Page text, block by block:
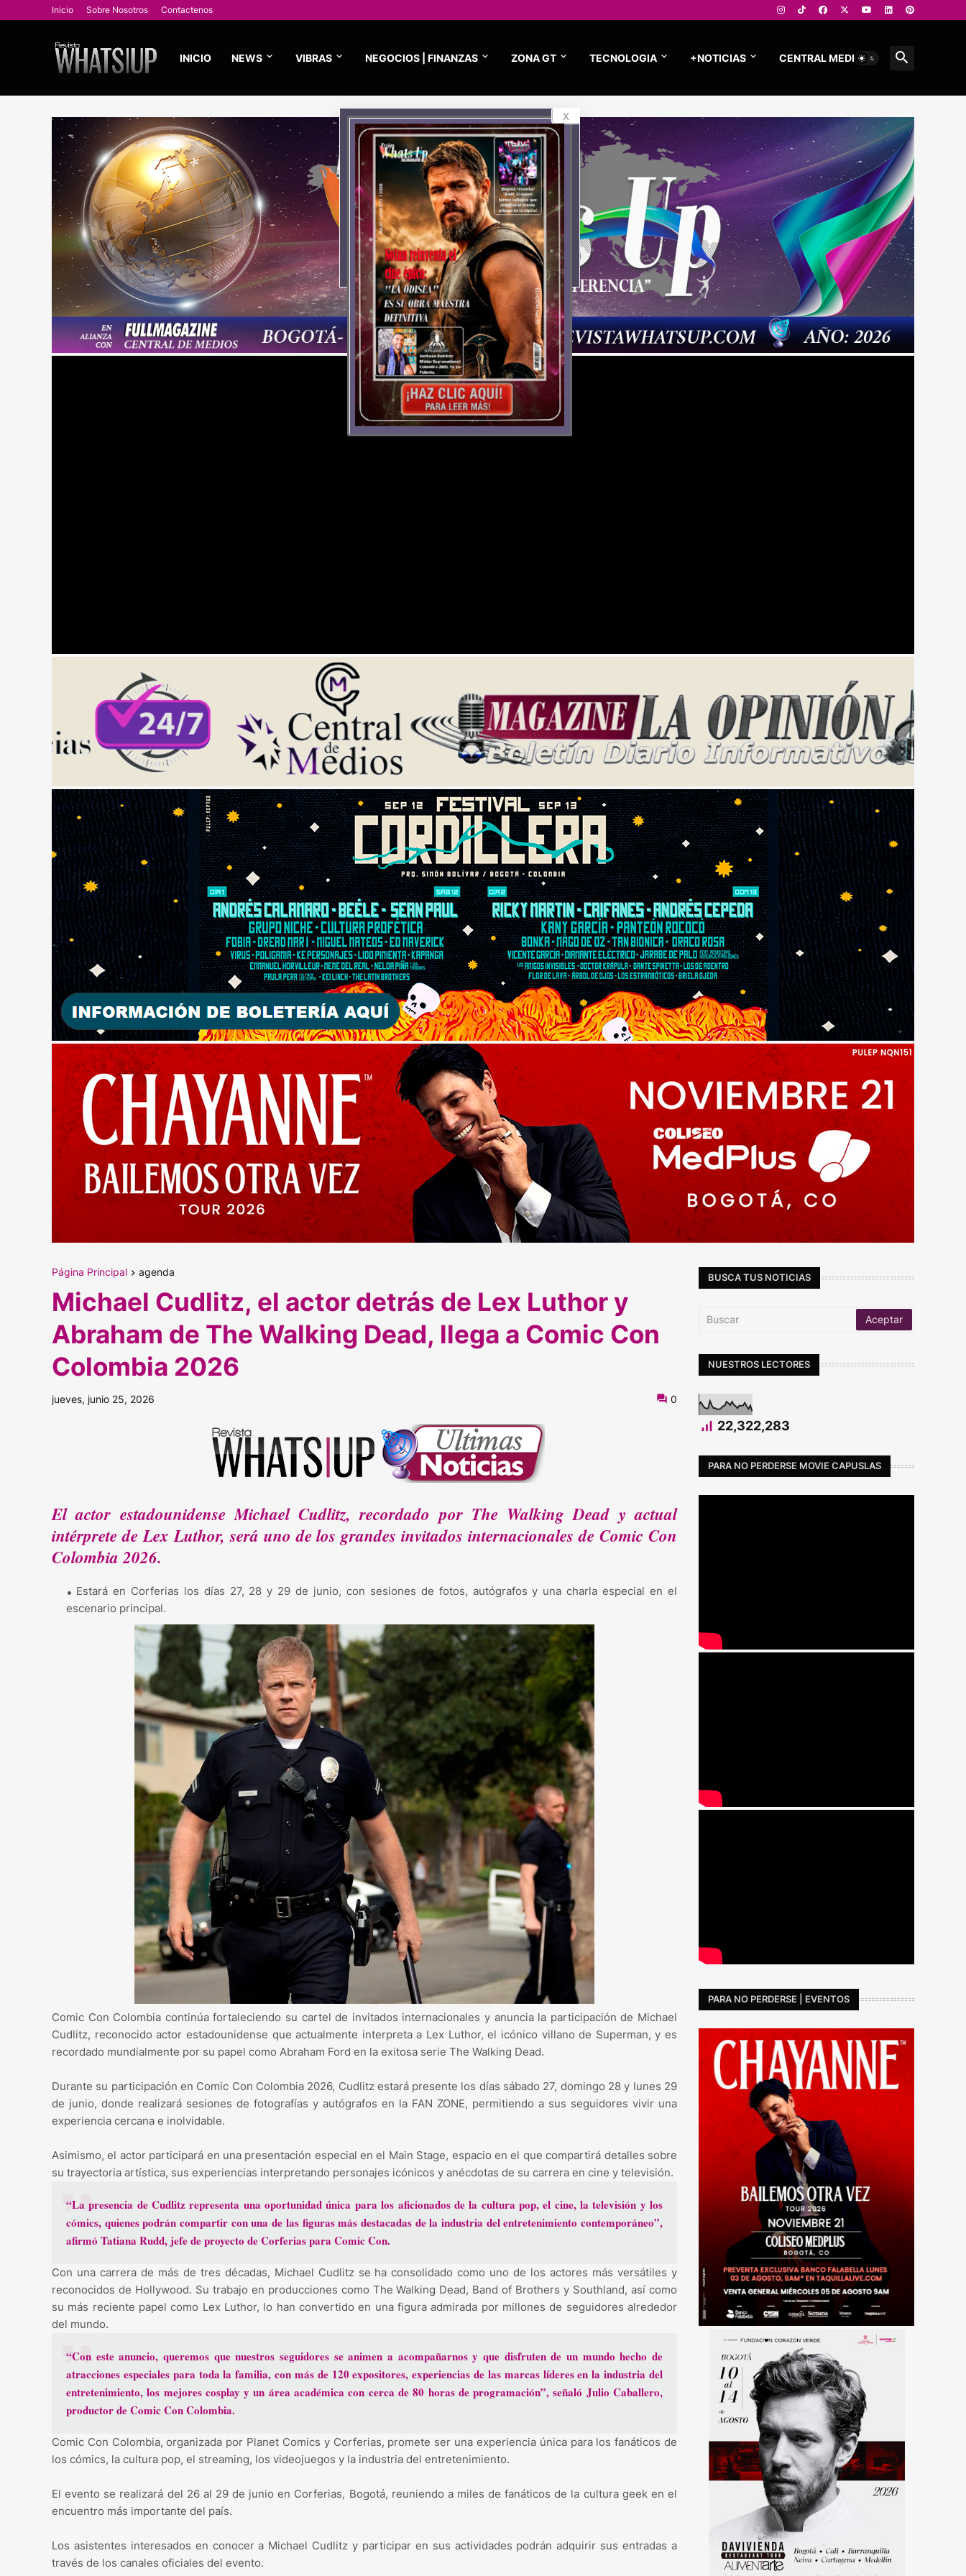
Inicio Sobre Nosotros Contactenos
INICIO NEWS VIBRAS NEGOCIOS | FINANZAS ZONA GT TECNOLOGIA +NOTICIAS CENTRAL MEDIOS
Página Principal agenda
Michael Cudlitz, el actor detrás de Lex Luthor y
Abraham de The Walking Dead, llega a Comic Con
Colombia 2026
jueves, junio 25, 2026 0
El actor estadounidense Michael Cudlitz, recordado por The Walking Dead y actual
intérprete de Lex Luthor, será uno de los grandes invitados internacionales de Comic Con
Colombia 2026.
Estará en Corferias los días 27, 28 y 29 de junio, con sesiones de fotos, autógrafos y una charla especial en el
escenario principal.
Comic Con Colombia continúa fortaleciendo su cartel de invitados internacionales y anuncia la participación de Michael
Cudlitz, reconocido actor estadounidense que actualmente interpreta a Lex Luthor, el icónico villano de Superman, y es
recordado mundialmente por su papel como Abraham Ford en la exitosa serie The Walking Dead.
Durante su participación en Comic Con Colombia 2026, Cudlitz estará presente los días sábado 27, domingo 28 y lunes 29
de junio, donde realizará sesiones de fotografías y autógrafos en la FAN ZONE, permitiendo a sus seguidores vivir una
experiencia cercana e inolvidable.
Asimismo, el actor participará en una presentación especial en el Main Stage, espacio en el que compartirá detalles sobre
su trayectoria artística, sus experiencias interpretando personajes icónicos y anécdotas de su carrera en cine y televisión.
“La presencia de Cudlitz representa una oportunidad única para los aficionados de la cultura pop, el cine, la televisión y los
cómics, quienes podrán compartir con una de las figuras más destacadas de la industria del entretenimiento contemporáneo”,
afirmó Tatiana Rudd, jefe de proyecto de Corferias para Comic Con.
Con una carrera de más de tres décadas, Michael Cudlitz se ha consolidado como uno de los actores más versátiles y
reconocidos de Hollywood. Su trabajo en producciones como The Walking Dead, Band of Brothers y Southland, así como
su más reciente papel como Lex Luthor, lo han convertido en una figura admirada por millones de seguidores alrededor
del mundo.
“Con este anuncio, queremos que nuestros seguidores se animen a acompañarnos y que disfruten de un mundo hecho de
atracciones especiales para toda la familia, con más de 120 expositores, experiencias de las marcas líderes en la industria del
entretenimiento, los mejores cosplay y un área académica con cerca de 80 horas de programación”, señaló Julio Caballero,
productor de Comic Con Colombia.
Comic Con Colombia, organizada por Planet Comics y Corferias, promete ser una experiencia única para los fanáticos de
los cómics, la cultura pop, el streaming, los videojuegos y la industria del entretenimiento.
El evento se realizará del 26 al 29 de junio en Corferias, Bogotá, reuniendo a miles de fanáticos de la cultura geek en el
encuentro más importante del país.
Los asistentes interesados en conocer a Michael Cudlitz y participar en sus actividades podrán adquirir sus entradas a
través de los canales oficiales del evento.
BUSCA TUS NOTICIAS
NUESTROS LECTORES
22,322,283
PARA NO PERDERSE MOVIE CAPUSLAS
PARA NO PERDERSE | EVENTOS
x